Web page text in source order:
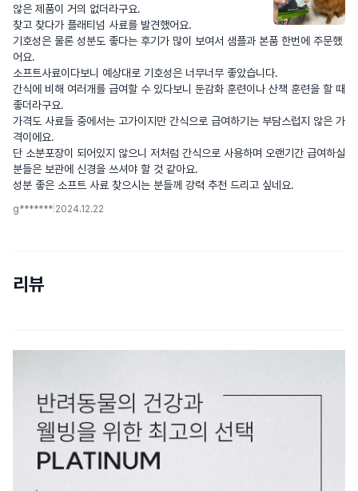
않은 제품이 거의 없더라구요.
찾고 찾다가 플래티넘 사료를 발견했어요.
기호성은 물론 성분도 좋다는 후기가 많이 보여서 샘플과 본품 한번에 주문했
어요.
소프트사료이다보니 예상대로 기호성은 너무너무 좋았습니다.
간식에 비해 여러개를 급여할 수 있다보니 둔감화 훈련이나 산책 훈련을 할 때
좋더라구요.
가격도 사료들 중에서는 고가이지만 간식으로 급여하기는 부담스럽지 않은 가
격이에요.
단 소분포장이 되어있지 않으니 저처럼 간식으로 사용하며 오랜기간 급여하실
분들은 보관에 신경을 쓰셔야 할 것 같아요.
성분 좋은 소프트 사료 찾으시는 분들께 강력 추천 드리고 싶네요.
g******* 2024.12.22
리뷰